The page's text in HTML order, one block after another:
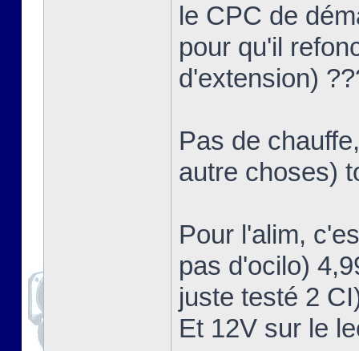
le CPC de
pour qu'il
d'extension)
Pas de
autre choses)
Pour l'alim,
pas d'ocilo)
juste testé 2
Et 12V sur le